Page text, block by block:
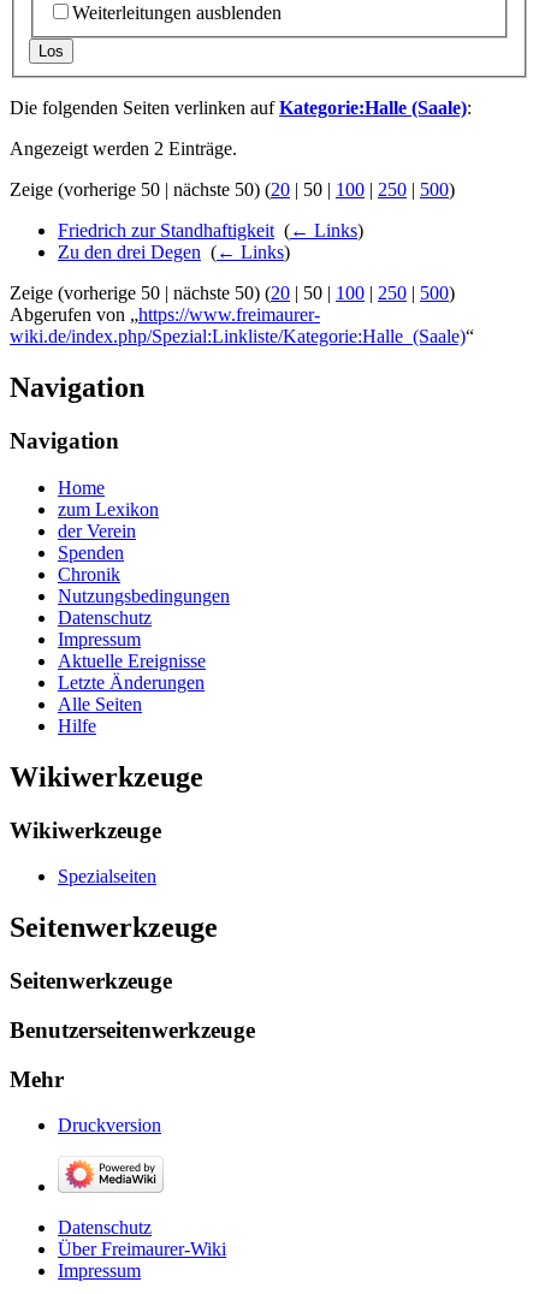
Weiterleitungen ausblenden
Los
Die folgenden Seiten verlinken aufKategorie:Halle (Saale):
Angezeigt werden 2 Einträge.
Zeige (vorherige 50 | nächste 50) (20 | 50 | 100 | 250 | 500)
Friedrich zur Standhaftigkeit (← Links)
Zu den drei Degen (← Links)
Zeige (vorherige 50 | nächste 50) (20 | 50 | 100 | 250 | 500)
Abgerufen von „https://www.freimaurer-
wiki.de/index.php/Spezial:Linkliste/Kategorie:Halle_(Saale)“
Navigation
Navigation
Home
zum Lexikon
der Verein
Spenden
Chronik
Nutzungsbedingungen
Datenschutz
Impressum
Aktuelle Ereignisse
Letzte Änderungen
Alle Seiten
Hilfe
Wikiwerkzeuge
Wikiwerkzeuge
Spezialseiten
Seitenwerkzeuge
Seitenwerkzeuge
Benutzerseitenwerkzeuge
Mehr
Druckversion
Datenschutz
Über Freimaurer-Wiki
Impressum